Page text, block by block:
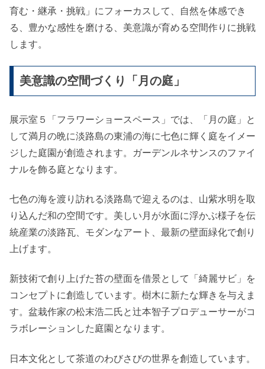
育む・継承・挑戦」にフォーカスして、自然を体感でき
る、豊かな感性を磨ける、美意識が育める空間作りに挑戦
します。
美意識の空間づくり「月の庭」
展示室５「フラワーショースペース」では、「月の庭」と
して満月の晩に淡路島の東浦の海に七色に輝く庭をイメー
ジした庭園が創造されます。ガーデンルネサンスのファイ
ナルを飾る庭となります。
七色の海を渡り訪れる淡路島で迎えるのは、山紫水明を取
り込んだ和の空間です。美しい月が水面に浮かぶ様子を伝
統産業の淡路瓦、モダンなアート、最新の壁面緑化で創り
上げます。
新技術で創り上げた苔の壁面を借景として「綺麗サビ」を
コンセプトに創造しています。樹木に新たな輝きを与えま
す。盆栽作家の松末浩二氏と辻本智子プロデューサーがコ
ラボレーションした庭園となります。
日本文化として茶道のわびさびの世界を創造しています。